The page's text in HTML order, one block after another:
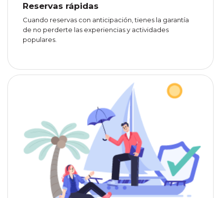
Reservas rápidas
Cuando reservas con anticipación, tienes la garantía
de no perderte las experiencias y actividades
populares.